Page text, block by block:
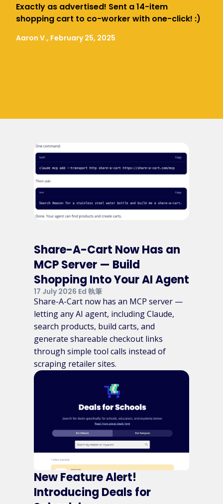
Exactly as advertised! Sent a 14-item
shopping cart to co-worker with one-click! :)
Aaron V., February 25, 2025
Share-A-Cart Now Has an
MCP Server — Build
Shopping Into Your AI Agent
17 July 2026 Ed 執筆
Share-A-Cart now has an MCP server —
letting any AI agent, including Claude,
search products, build carts, and
generate shareable checkout links
through simple tool calls instead of
scraping retailer sites.
New Feature Alert!
Introducing Deals for